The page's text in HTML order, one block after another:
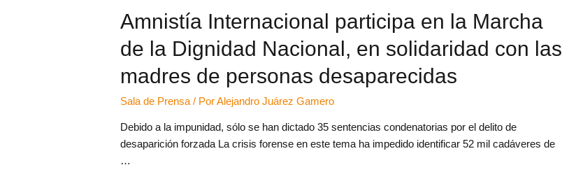
Amnistía Internacional participa en la Marcha
de la Dignidad Nacional, en solidaridad con las
madres de personas desaparecidas
Sala de Prensa / PorAlejandro Juárez Gamero
Debido a la impunidad, sólo se han dictado 35 sentencias condenatorias por el delito de
desaparición forzada La crisis forense en este tema ha impedido identificar 52 mil cadáveres de
…